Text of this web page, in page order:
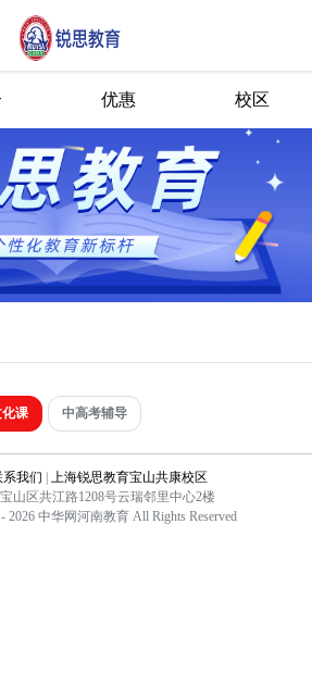
优惠 校区
课 中高考辅导
系我们
上海锐思教育宝山共康校区
山区共江路1208号云瑞邻里中心2楼
2026 中华网河南教育 All Rights Reserved